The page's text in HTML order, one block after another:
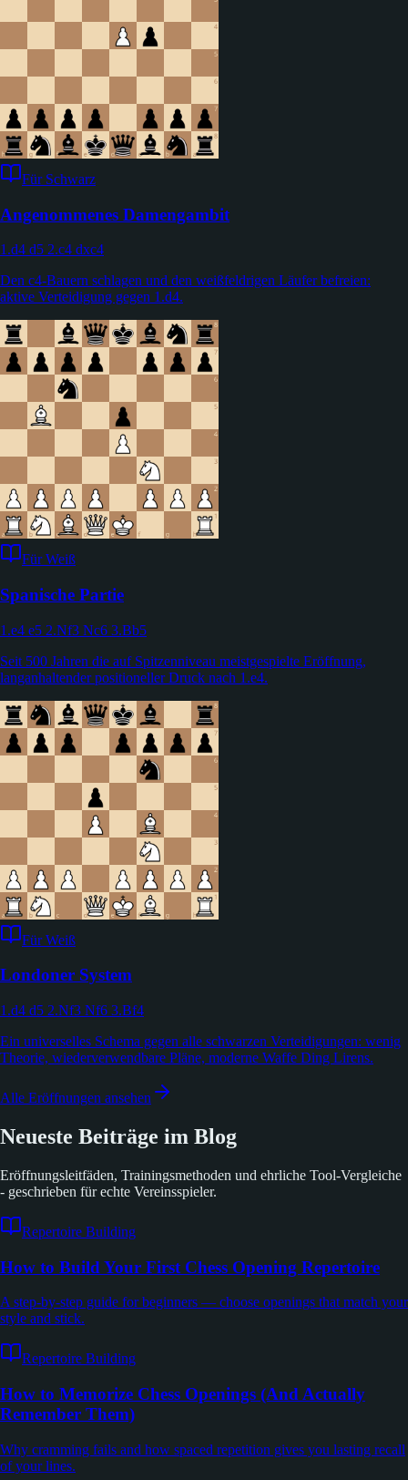
Für Schwarz
Angenommenes Damengambit
1.d4 d5 2.c4 dxc4
Den c4-Bauern schlagen und den weißfeldrigen Läufer befreien:
aktive Verteidigung gegen 1.d4.
Für Weiß
Spanische Partie
1.e4 e5 2.Nf3 Nc6 3.Bb5
Seit 500 Jahren die auf Spitzenniveau meistgespielte Eröffnung,
langanhaltender positioneller Druck nach 1.e4.
Für Weiß
Londoner System
1.d4 d5 2.Nf3 Nf6 3.Bf4
Ein universelles Schema gegen alle schwarzen Verteidigungen: wenig
Theorie, wiederverwendbare Pläne, moderne Waffe Ding Lirens.
Alle Eröffnungen ansehen
Neueste Beiträge im Blog
Eröffnungsleitfäden, Trainingsmethoden und ehrliche Tool-Vergleiche
- geschrieben für echte Vereinsspieler.
Repertoire Building
How to Build Your First Chess Opening Repertoire
A step-by-step guide for beginners — choose openings that match your
style and stick.
Repertoire Building
How to Memorize Chess Openings (And Actually
Remember Them)
Why cramming fails and how spaced repetition gives you lasting recall
of your lines.